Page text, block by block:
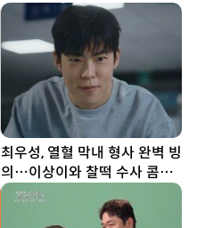
최우성, 열혈 막내 형사 완벽 빙
의…이상이와 찰떡 수사 콤비
(유부녀 킬러)